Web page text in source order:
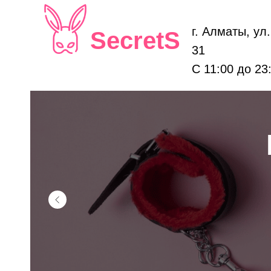
SecretS
г. Алматы,
31
С 11:00 до